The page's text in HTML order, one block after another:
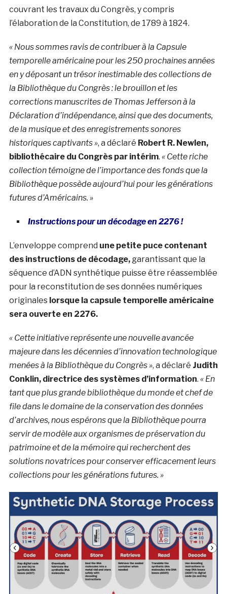
couvrant les travaux du Congrès, y compris
l’élaboration de la Constitution, de 1789 à 1824.
« Nous sommes ravis de contribuer à la Capsule
temporelle américaine pour les 250 prochaines années
en y déposant un trésor inestimable des collections de
la Bibliothèque du Congrès : le brouillon et les
corrections manuscrites de Thomas Jefferson à la
Déclaration d’indépendance, ainsi que des documents,
de la musique et des enregistrements sonores
historiques captivants », a déclaré Robert R. Newlen,
bibliothécaire du Congrès par intérim. « Cette riche
collection témoigne de l’importance des fonds que la
Bibliothèque possède aujourd’hui pour les générations
futures d’Américains. »
Instructions pour un décodage en 2276 !
L’enveloppe comprend une petite puce contenant
des instructions de décodage,garantissant que la
séquence d’ADN synthétique puisse être réassemblée
pour la reconstitution de ses données numériques
originales lorsque la capsule temporelle américaine
sera ouverte en 2276.
« Cette initiative représente une nouvelle avancée
majeure dans les décennies d’innovation technologique
menées à la Bibliothèque du Congrès », a déclaré Judith
Conklin, directrice des systèmes d’information. « En
tant que plus grande bibliothèque du monde et chef de
file dans le domaine de la conservation des données
d’archives, nous espérons que la Bibliothèque pourra
servir de modèle aux organismes de préservation du
patrimoine et de la mémoire qui recherchent des
solutions novatrices pour conserver efficacement leurs
collections pour les générations futures. »